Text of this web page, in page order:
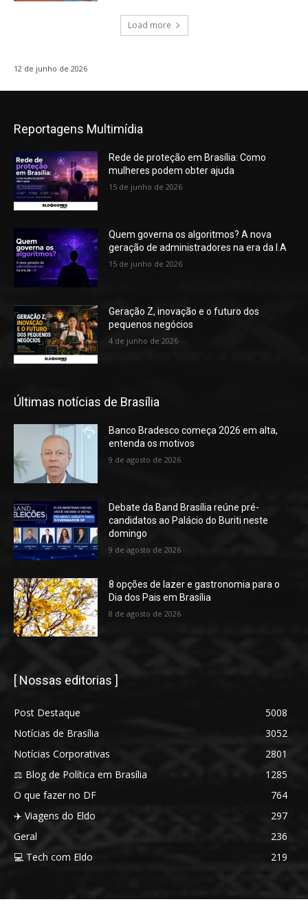
Load more
12 de junho de 2026
Reportagens Multimídia
Rede de proteção em Brasília: Como
mulheres podem obter ajuda
15 de junho de 2026
Quem governa os algoritmos? A nova
geração de administradores na era da I.A
15 de junho de 2026
Geração Z, inovação e o futuro dos
pequenos negócios
4 de junho de 2026
Últimas notícias de Brasília
Banco Bradesco começa 2026 em alta,
entenda os motivos
9 de agosto de 2026
Debate da Band Brasília reúne pré-
candidatos ao Palácio do Buriti neste
domingo
9 de agosto de 2026
8 opções de lazer e gastronomia para o
Dia dos Pais em Brasília
8 de agosto de 2026
[ Nossas editorias ]
Post Destaque
5008
Notícias de Brasília
3052
Notícias Corporativas
2801
⚖️ Blog de Política em Brasília
1285
O que fazer no DF
764
✈️ Viagens do Eldo
297
Geral
236
💻 Tech com Eldo
219